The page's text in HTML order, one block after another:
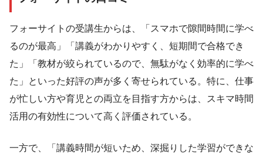
フォーサイトの受講生からは、「スマホで隙間時間に学べ
るのが最高」「講義がわかりやすく、短期間で合格でき
た」「教材が絞られているので、無駄がなく効率的に学べ
た」といった好評の声が多く寄せられている。特に、仕事
が忙しい方や育児との両立を目指す方からは、スキマ時間
活用の有効性について高く評価されている。
一方で、「講義時間が短いため、深掘りした学習ができな